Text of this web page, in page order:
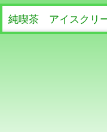
純喫茶 アイスクリ